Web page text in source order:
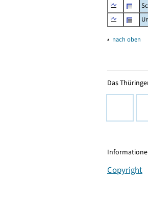
▴ nach oben
Das
Copyright